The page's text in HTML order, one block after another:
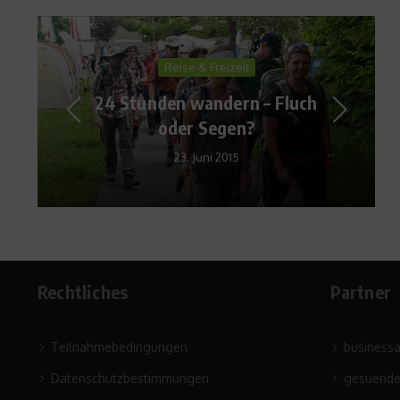
Ratgeber Ernährung
Sacha Inchi – fruchtiger
Omega-3-Lieferant
23. Januar 2013
Rechtliches
Teilnahmebedingungen
Datenschutzbestimmungen
Partner